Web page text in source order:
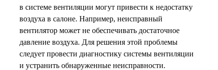
в системе вентиляции могут привести к недостатку
воздуха в салоне. Например, неисправный
вентилятор может не обеспечивать достаточное
давление воздуха. Для решения этой проблемы
следует провести диагностику системы вентиляции
и устранить обнаруженные неисправности.